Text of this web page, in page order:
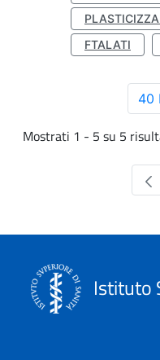
FTALATI
40
Mostrati 1 - 5 su 5
Istituto